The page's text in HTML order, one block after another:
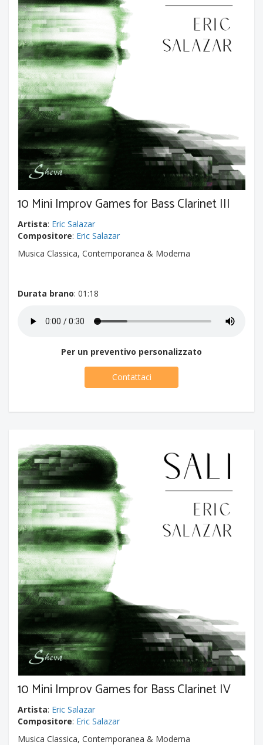
10 Mini Improv Games for Bass Clarinet III
Artista: Eric Salazar
Compositore: Eric Salazar
Musica Classica, Contemporanea & Moderna
Durata brano: 01:18
Per un preventivo personalizzato
Contattaci
10 Mini Improv Games for Bass Clarinet IV
Artista: Eric Salazar
Compositore: Eric Salazar
Musica Classica, Contemporanea & Moderna